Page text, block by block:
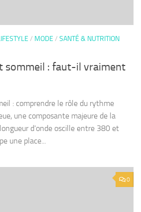
/ MODE / SANTÉ & NUTRITION
sommeil : faut-il vraiment
: comprendre le rôle du rythme
une composante majeure de la
d’onde oscille entre 380 et
une place...
0